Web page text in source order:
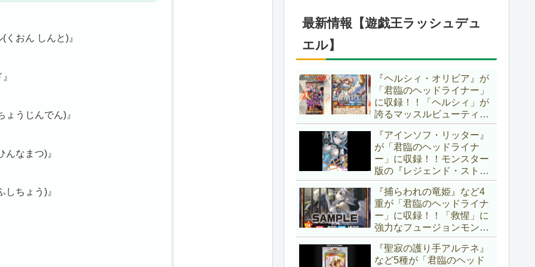
おん しんと)』
うじんでん)』
なまつ)』
ちょう)』
無効化範囲の広がった『墓
穴の指名者』はめちゃくち
最新情報【遊戯王ラッシュデュ
エル】
『ヘルシィ・オリビア』が
「君臨のヘッドライナー」
に収録！！「ヘルシィ」が
誇るマッスルビューティー
の詳細が判明！！優秀なリ
チュアル魔法『健康ズハ
イ！』をサルベージできる
サポーターでしたか～。
【遊戯王ラッシュデュエ
ル】
『アインソフ・リッター』
が「君臨のヘッドライナ
ー」に収録！！モンスター
版の『レジェンド・ストラ
イク』とも言える強力な蘇
生効果持ち！！そのステー
タスから、「救惺」との相
性も抜群に良いですね～。
【遊戯王ラッシュデュエ
ル】
『捕らわれの竜姫』など4
重が「君臨のヘッドライナ
ー」に収録！！「救惺」に
強力なフュージョンモンス
ターとサポーターが登
場！！性能の高さはもちろ
ん、イラストから推察され
『聖寂の護り手アルテネ』
など5種が「君臨のヘッド